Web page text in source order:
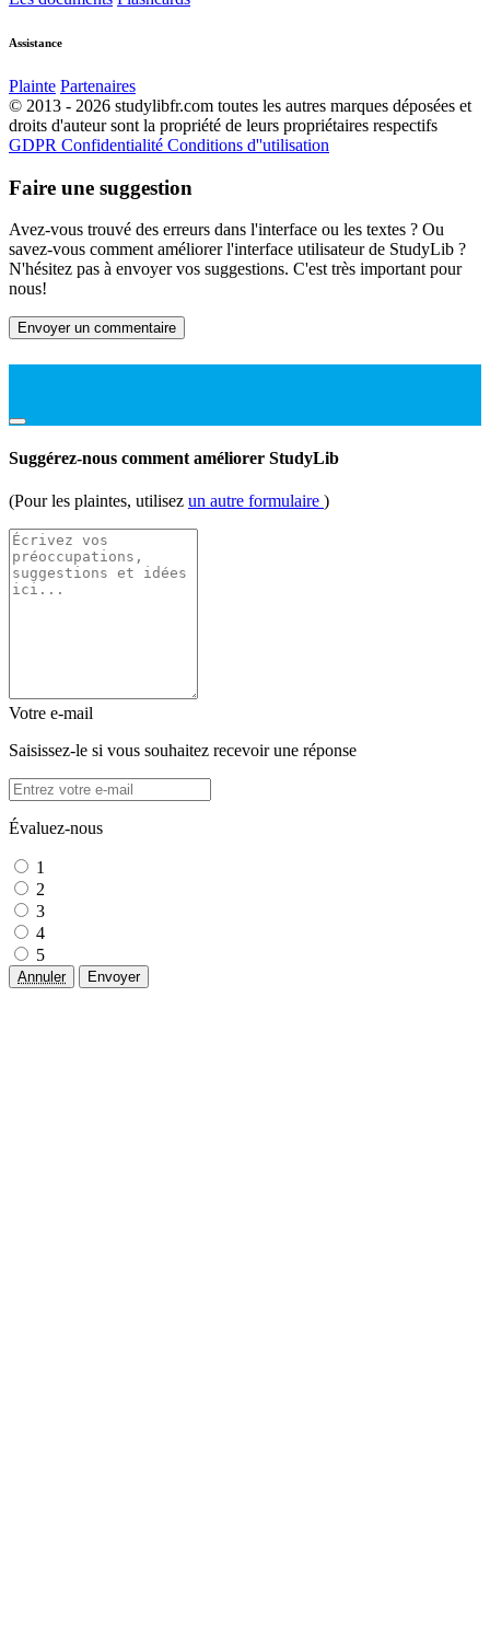
Assistance
Plainte Partenaires
© 2013 - 2026 studylibfr.com toutes les autres marques déposées et
droits d'auteur sont la propriété de leurs propriétaires respectifs
GDPR Confidentialité Conditions d''utilisation
Faire une suggestion
Avez-vous trouvé des erreurs dans l'interface ou les textes ? Ou
savez-vous comment améliorer l'interface utilisateur de StudyLib ?
N'hésitez pas à envoyer vos suggestions. C'est très important pour
nous!
Envoyer un commentaire
Suggérez-nous comment améliorer StudyLib
(Pour les plaintes, utilisez un autre formulaire )
Votre e-mail
Saisissez-le si vous souhaitez recevoir une réponse
Évaluez-nous
1
2
3
4
5
Annuler Envoyer